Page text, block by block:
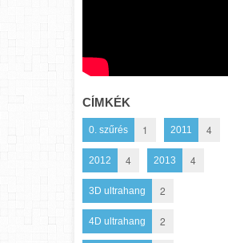
CÍMKÉK
0. szűrés 1 2011 4
2012 4 2013 4
3D ultrahang 2
4D ultrahang 2